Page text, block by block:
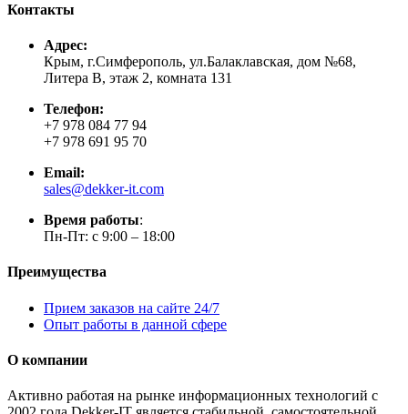
Контакты
Адрес:
Крым, г.Симферополь, ул.Балаклавская, дом №68,
Литера В, этаж 2, комната 131
Телефон:
+7 978 084 77 94
+7 978 691 95 70
Email:
sales@dekker-it.com
Время работы:
Пн-Пт: с 9:00 – 18:00
Преимущества
Прием заказов на сайте 24/7
Опыт работы в данной сфере
О компании
Активно работая на рынке информационных технологий с